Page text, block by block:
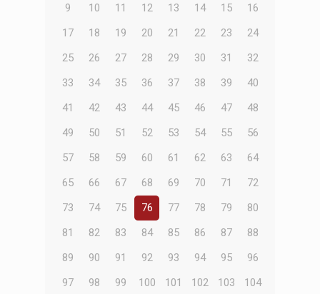
9
10 11 12 13 14 15
16
17
18 19 20 21 22 23
24
25
26 27 28 29 30 31
32
33
34 35 36 37 38 39
40
41
42 43 44 45 46 47
48
49
50 51 52 53 54 55
56
57
58 59 60 61 62 63
64
65
66 67 68 69 70 71
72
73
74 75 76 77 78 79
80
81
82 83 84 85 86 87
88
89
90 91 92 93 94 95
96
97
98 99 100 101 102 103
104